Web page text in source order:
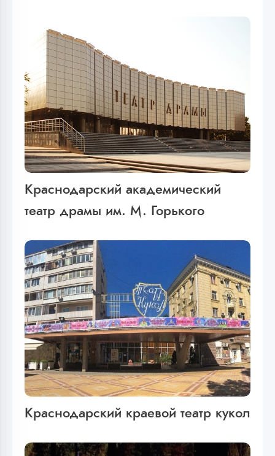
Краснодарский академический
театр драмы им. М. Горького
Краснодарский краевой театр кукол